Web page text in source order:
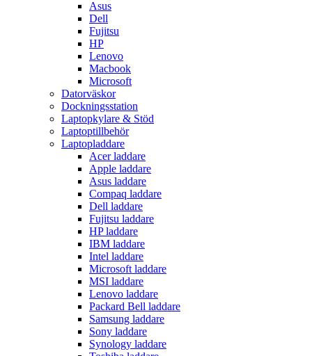
Asus
Dell
Fujitsu
HP
Lenovo
Macbook
Microsoft
Datorväskor
Dockningsstation
Laptopkylare & Stöd
Laptoptillbehör
Laptopladdare
Acer laddare
Apple laddare
Asus laddare
Compaq laddare
Dell laddare
Fujitsu laddare
HP laddare
IBM laddare
Intel laddare
Microsoft laddare
MSI laddare
Lenovo laddare
Packard Bell laddare
Samsung laddare
Sony laddare
Synology laddare